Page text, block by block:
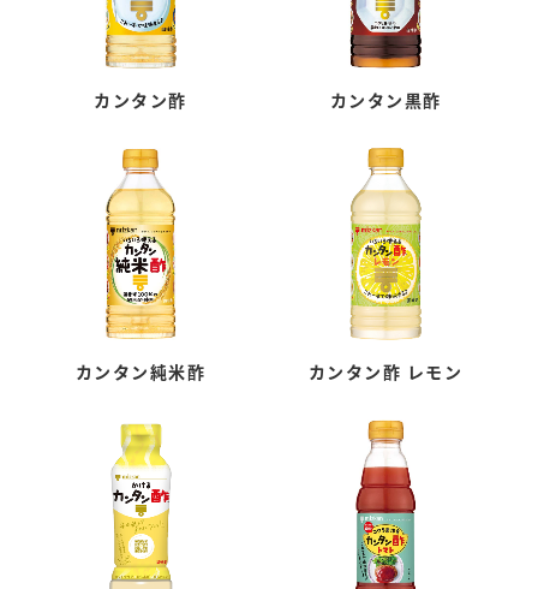
カンタン酢 カンタン黒酢
カンタン純米酢 カンタン酢 レモン